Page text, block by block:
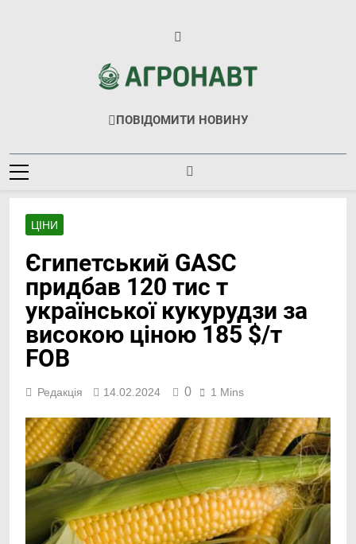
Агронавт
Новини Українського Агробізнесу
ПОВІДОМИТИ НОВИНУ
ЦІНИ
Єгипетський GASC
придбав 120 тис т
української кукурудзи за
високою ціною 185 $/т
FOB
Редакція 14.02.2024 0 1 Mins